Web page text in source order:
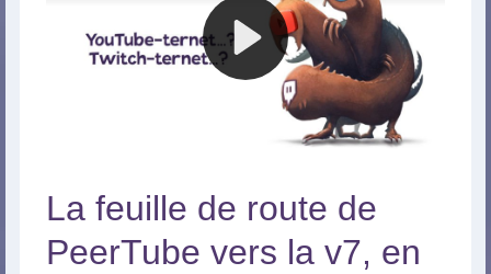
La feuille de route de
PeerTube vers la v7, en